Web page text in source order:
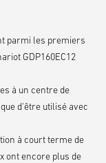
parmi les premiers
GDP160EC12
à un centre de
d'être utilisé avec
à court terme de
ont encore plus de